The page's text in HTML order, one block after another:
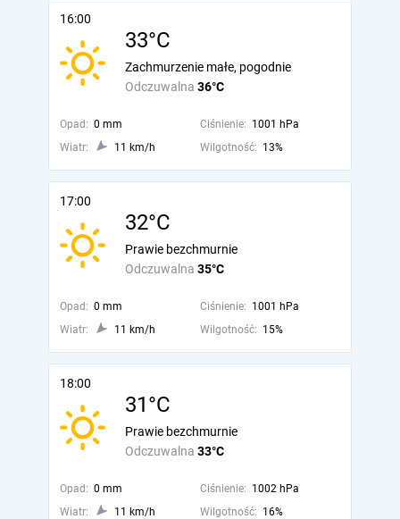
16:00
33°C
Odczuwalna 36°C
Zachmurzenie małe, pogodnie
Opad: 0 mm Ciśnienie: 1001 hPa
Wiatr:
11 km/h Wilgotność: 13%
17:00
32°C
Odczuwalna 35°C
Prawie bezchmurnie
Opad: 0 mm Ciśnienie: 1001 hPa
Wiatr:
11 km/h Wilgotność: 15%
18:00
31°C
Odczuwalna 33°C
Prawie bezchmurnie
Opad: 0 mm Ciśnienie: 1002 hPa
Wiatr:
11 km/h Wilgotność: 16%